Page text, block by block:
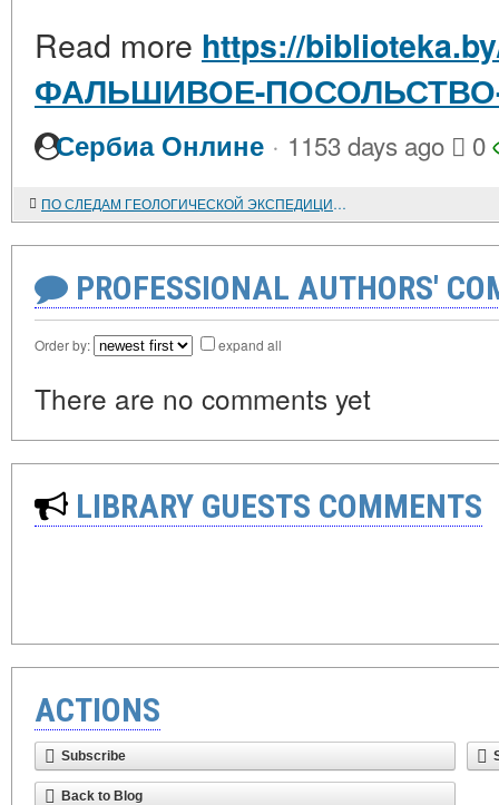
Read more https://
ФАЛЬШИВОЕ-
Сербиа Онлине · 1153 days ago 0
ПО СЛЕДАМ ГЕОЛОГИЧЕСКОЙ ЭКСПЕДИЦИИ В ИРАН
PROFESSIONAL AUTHORS'
Order by: expand all
There are no comments yet
LIBRARY GUESTS COMMENTS
ACTIONS
Subscribe
Back to Blog